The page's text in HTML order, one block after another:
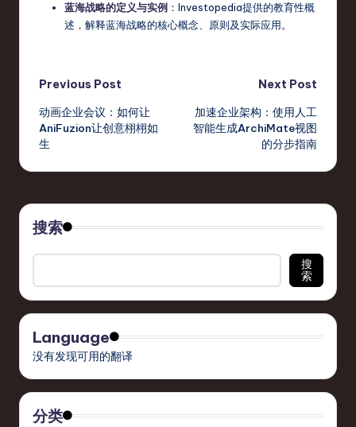
蓝海战略的定义与实例 ：Investopedia提供的教育性概
述，解释蓝海战略的核心概念、原则及实际应用。
Post
navigation
Previous Post
动画企业会议：如何让
AniFuzion让创意栩栩如
生
Next Post
加速企业架构：使用人工
智能生成ArchiMate视图
的分步指南
搜索
搜
索
Language
没有发现可用的翻译
分类